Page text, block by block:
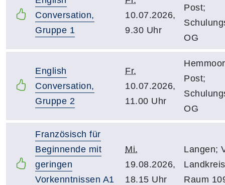
Conversation,
Gruppe 1
10.07.2026,
9.30 Uhr
Post;
OG
English
Conversation,
Gruppe 2
Fr.
10.07.2026,
11.00 Uhr
Post;
OG
Französisch für
Beginnende mit
geringen
Vorkenntnissen A1
Mi.
19.08.2026,
18.15 Uhr
Langen;
Raum